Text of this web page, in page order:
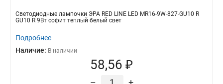
Светодиодные лампочки ЭРА RED LINE LED MR16-9W-827-GU10 R
GU10 R 9Вт софит теплый белый свет
Подробнее
Наличие: В наличии
58,56 ₽